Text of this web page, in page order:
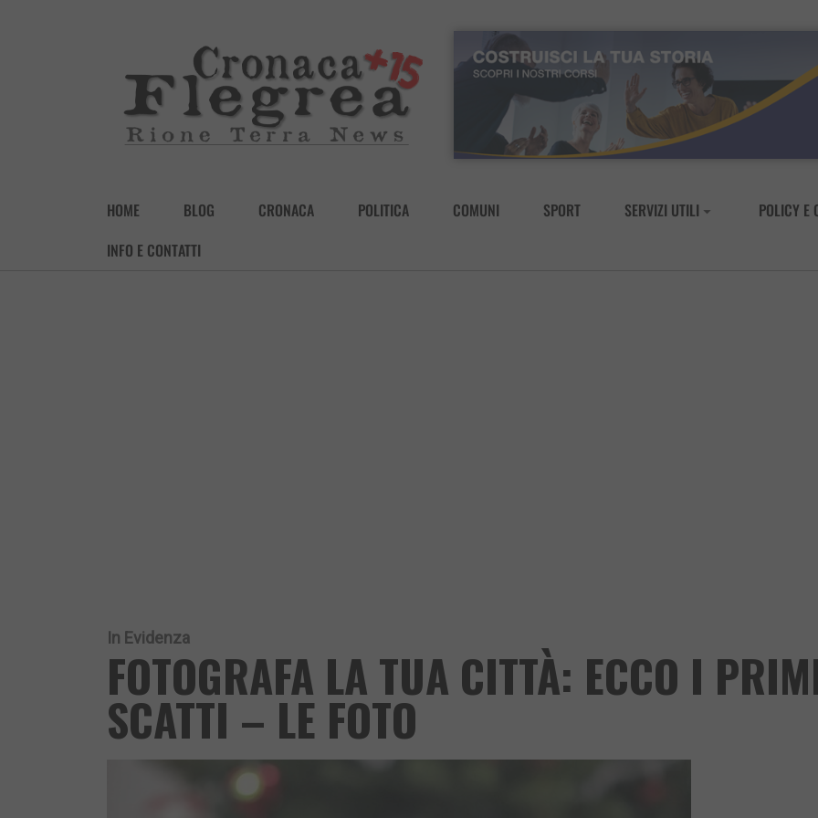
HOME BLOG CRONACA POLITICA COMUNI SPORT SERVIZI UTILI
POLICY E
INFO E CONTATTI
In Evidenza
FOTOGRAFA LA TUA CITTÀ: ECCO I
SCATTI – LE FOTO